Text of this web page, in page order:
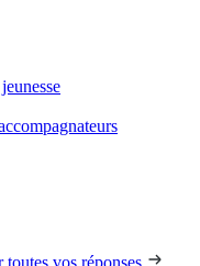
vos réponses